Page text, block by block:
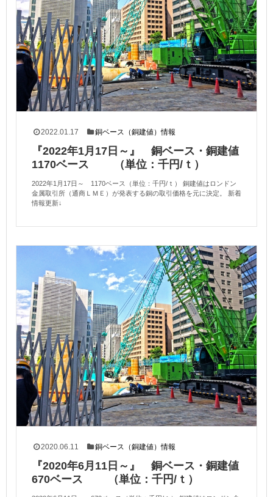
2022.01.17 銅ベース（銅建値）情報
『2022年1月17日～』 銅ベース・銅建値
1170ベース （単位：千円/ｔ）
2022年1月17日～ 1170ベース（単位：千円/ｔ） 銅建値はロンドン
金属取引所（通商ＬＭＥ）が発表する銅の取引価格を元に決定。 新着
情報更新↓
2020.06.11 銅ベース（銅建値）情報
『2020年6月11日～』 銅ベース・銅建値
670ベース （単位：千円/ｔ）